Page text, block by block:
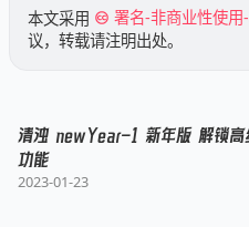
本文采用 署名-非商业性使
议，转载请注明出处。
清浊 newYear-1 新年版 解锁高
功能
2023-01-23